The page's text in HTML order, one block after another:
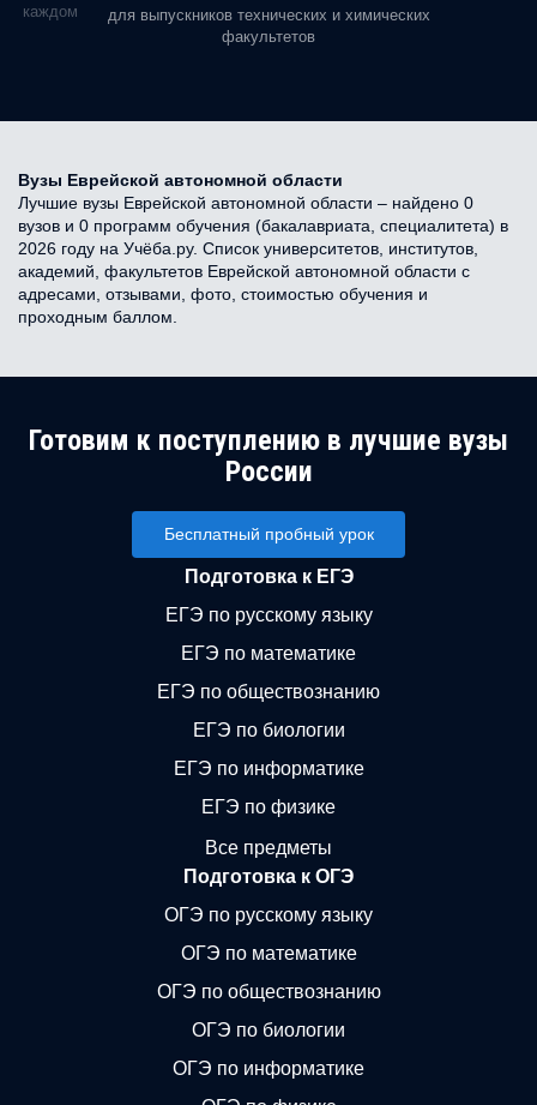
в каждом
для выпускников технических и химических
факультетов
Вузы Еврейской автономной области
Лучшие вузы Еврейской автономной области – найдено 0
вузов и 0 программ обучения (бакалавриата, специалитета) в
2026 году на Учёба.ру. Список университетов, институтов,
академий, факультетов Еврейской автономной области с
адресами, отзывами, фото, стоимостью обучения и
проходным баллом.
Готовим к поступлению в лучшие вузы
России
Бесплатный пробный урок
Подготовка к ЕГЭ
ЕГЭ по русскому языку
ЕГЭ по математике
ЕГЭ по обществознанию
ЕГЭ по биологии
ЕГЭ по информатике
ЕГЭ по физике
Все предметы
Подготовка к ОГЭ
ОГЭ по русскому языку
ОГЭ по математике
ОГЭ по обществознанию
ОГЭ по биологии
ОГЭ по информатике